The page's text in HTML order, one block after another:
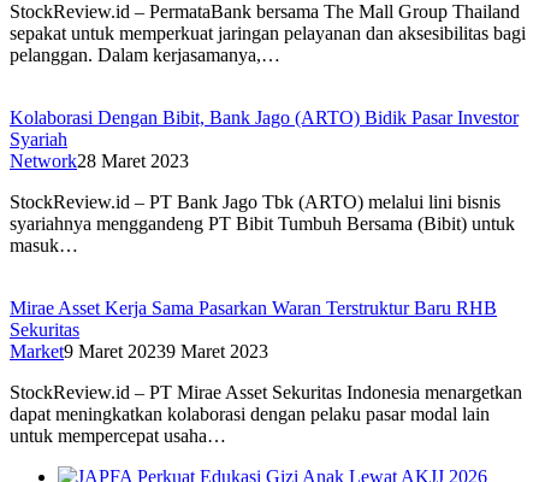
StockReview.id – PermataBank bersama The Mall Group Thailand
sepakat untuk memperkuat jaringan pelayanan dan aksesibilitas bagi
pelanggan. Dalam kerjasamanya,…
Kolaborasi Dengan Bibit, Bank Jago (ARTO) Bidik Pasar Investor
Syariah
Network28 Maret 2023
StockReview.id – PT Bank Jago Tbk (ARTO) melalui lini bisnis
syariahnya menggandeng PT Bibit Tumbuh Bersama (Bibit) untuk
masuk…
Mirae Asset Kerja Sama Pasarkan Waran Terstruktur Baru RHB
Sekuritas
Market9 Maret 20239 Maret 2023
StockReview.id – PT Mirae Asset Sekuritas Indonesia menargetkan
dapat meningkatkan kolaborasi dengan pelaku pasar modal lain
untuk mempercepat usaha…